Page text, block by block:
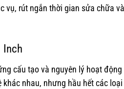
vụ, rút ngắn thời gian sửa chữa
Inch
cấu tạo và nguyên lý hoạt động
nhau, nhưng hầu hết các